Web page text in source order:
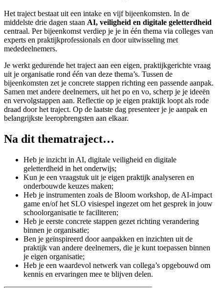
Het traject bestaat uit een intake en vijf bijeenkomsten. In de
middelste drie dagen staan AI, veiligheid en digitale geletterdheid
centraal. Per bijeenkomst verdiep je je in één thema via colleges van
experts en praktijkprofessionals en door uitwisseling met
mededeelnemers.
Je werkt gedurende het traject aan een eigen, praktijkgerichte vraag
uit je organisatie rond één van deze thema’s. Tussen de
bijeenkomsten zet je concrete stappen richting een passende aanpak.
Samen met andere deelnemers, uit het po en vo, scherp je je ideeën
en vervolgstappen aan. Reflectie op je eigen praktijk loopt als rode
draad door het traject. Op de laatste dag presenteer je je aanpak en
belangrijkste leeropbrengsten aan elkaar.
Na dit thematraject…
Heb je inzicht in AI, digitale veiligheid en digitale
geletterdheid in het onderwijs;
Kun je een vraagstuk uit je eigen praktijk analyseren en
onderbouwde keuzes maken;
Heb je instrumenten zoals de Bloom workshop, de AI-impact
game en/of het SLO visiespel ingezet om het gesprek in jouw
schoolorganisatie te faciliteren;
Heb je eerste concrete stappen gezet richting verandering
binnen je organisatie;
Ben je geïnspireerd door aanpakken en inzichten uit de
praktijk van andere deelnemers, die je kunt toepassen binnen
je eigen organisatie;
Heb je een waardevol netwerk van collega’s opgebouwd om
kennis en ervaringen mee te blijven delen.